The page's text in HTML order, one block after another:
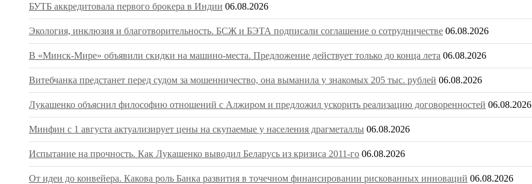
БУТБ аккредитовала первого брокера в Индии 06.08.2026
Экология, инклюзия и благотворительность. БСЖ и БЭТА подписали соглашение о сотрудничестве 06.08.2026
В «Минск-Мире» объявили скидки на машино-места. Предложение действует только до конца лета 06.08.2026
Витебчанка предстанет перед судом за мошенничество, она выманила у знакомых 205 тыс. рублей 06.08.2026
Лукашенко объяснил философию отношений с Алжиром и предложил ускорить реализацию договоренностей 06.08.2026
Минфин с 1 августа актуализирует цены на скупаемые у населения драгметаллы 06.08.2026
Испытание на прочность. Как Лукашенко выводил Беларусь из кризиса 2011-го 06.08.2026
От идеи до конвейера. Какова роль Банка развития в точечном финансировании рискованных инноваций 06.08.2026